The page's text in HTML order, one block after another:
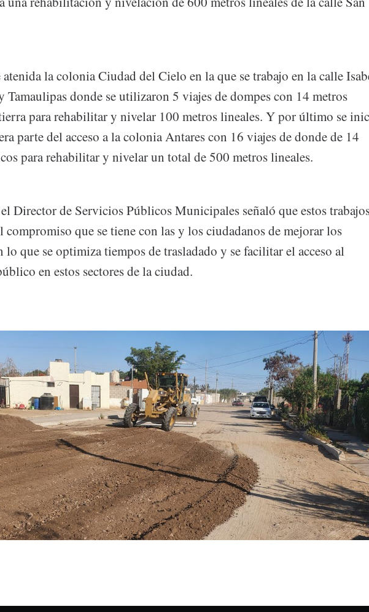
atenida la colonia Ciudad del Cielo en la que se trabajo en la calle
Tamaulipas donde se utilizaron 5 viajes de dompes con 14 metros
para rehabilitar y nivelar 100 metros lineales. Y por último se
parte del acceso a la colonia Antares con 16 viajes de donde de 14
para rehabilitar y nivelar un total de 500 metros lineales.
Director de Servicios Públicos Municipales señaló que estos
compromiso que se tiene con las y los ciudadanos de mejorar los
lo que se optimiza tiempos de trasladado y se facilitar el acceso al
en estos sectores de la ciudad.